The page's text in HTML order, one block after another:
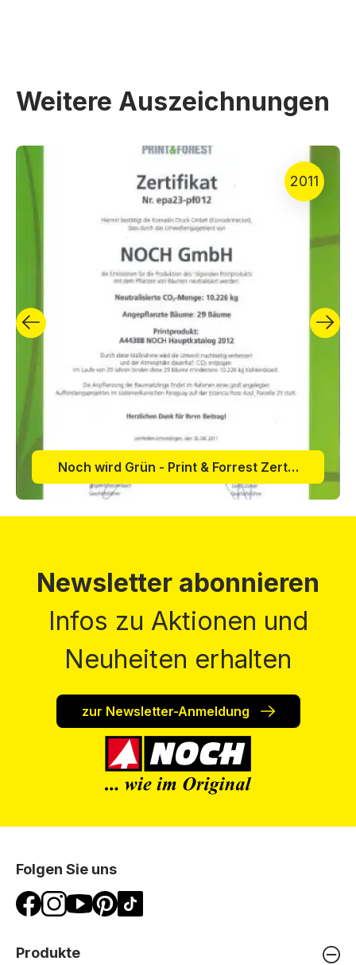
Weitere Auszeichnungen
Noch wird Grün - Print & Forrest Zertifikat 2011
2011
Newsletter abonnieren
Infos zu Aktionen und
Neuheiten erhalten
zur Newsletter-Anmeldung
Folgen Sie uns
Produkte